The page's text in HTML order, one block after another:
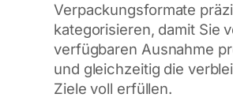
Verpackungsformate
kategorisieren, damit Sie
verfügbaren Ausnahme
und gleichzeitig die
Ziele voll erfüllen.